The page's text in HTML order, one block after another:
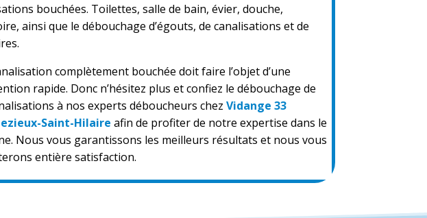
bouchées. Toilettes, salle de bain, évier, douche,
ainsi que le débouchage d’égouts, de canalisations et de
complètement bouchée doit faire l’objet d’une
rapide. Donc n’hésitez plus et confiez le débouchage de
à nos experts déboucheurs chez Vidange 33
Saint-Hilaire afin de profiter de notre expertise dans le
Nous vous garantissons les meilleurs résultats et nous vous
entière satisfaction.